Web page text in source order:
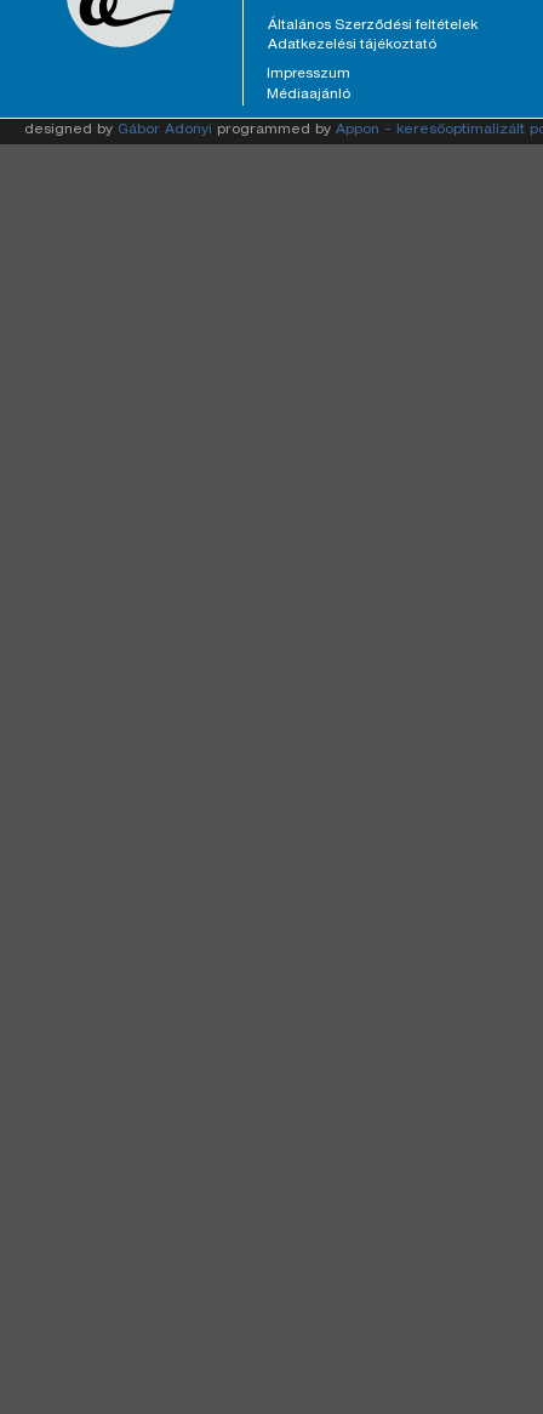
Impresszum
Médiaajánló
Általános Szerződési feltételek
Adatkezelési tájékoztató
designed by Gábor Adonyi programmed by Appon - keresőoptimalizált